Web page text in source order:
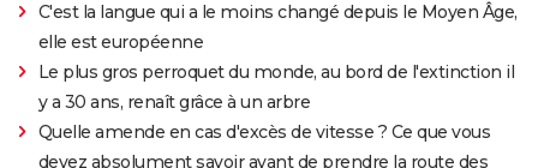
C'est la langue qui a le moins changé depuis le Moyen Âge,
elle est européenne
Le plus gros perroquet du monde, au bord de l'extinction il
y a 30 ans, renaît grâce à un arbre
Quelle amende en cas d'excès de vitesse ? Ce que vous
devez absolument savoir avant de prendre la route des